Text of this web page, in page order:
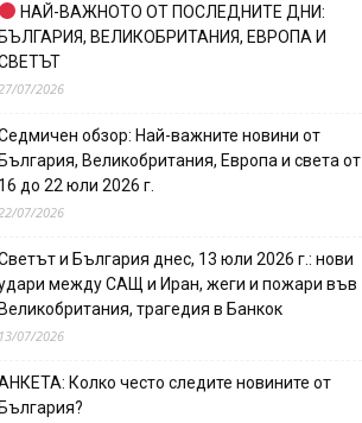
НАЙ-ВАЖНОТО ОТ ПОСЛЕДНИТЕ ДНИ:
ВЕЛИКОБРИТАНИЯ, ЕВРОПА И
07/2026
обзор: Най-важните новини от
Великобритания, Европа и света от
до 22 юли 2026 г.
07/2026
и България днес, 13 юли 2026 г.: нови
между САЩ и Иран, жеги и пожари във
трагедия в Банкок
07/2026
Колко често следите новините от